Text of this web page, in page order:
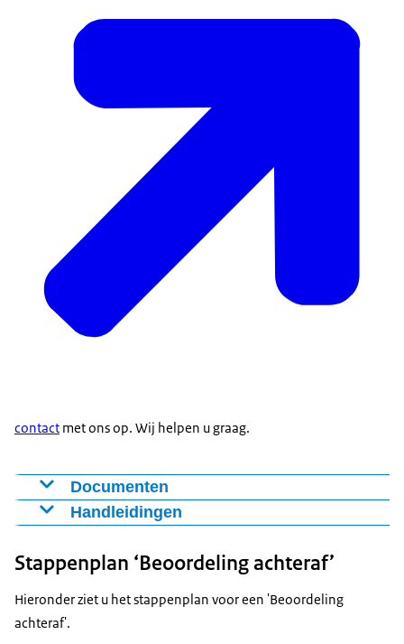
contact met ons op. Wij helpen u graag.
Documenten
Formulier beoordeling achteraf
(NTS) - Excel
(NTS) - Word
Handleidingen
Stappenplan ‘Beoordeling achteraf’
Hieronder ziet u het stappenplan voor een 'Beoordeling
achteraf'.